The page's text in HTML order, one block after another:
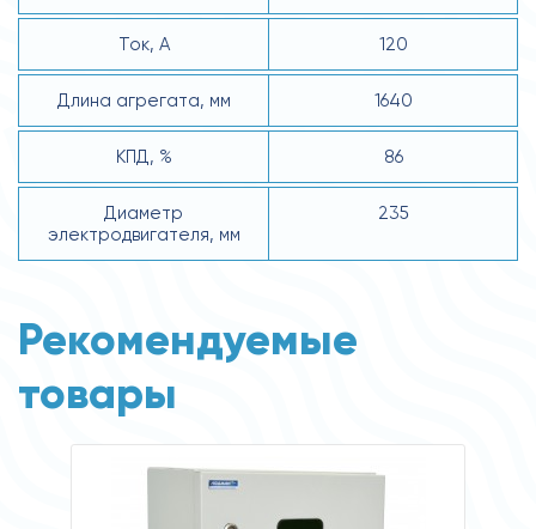
Ток, А 120
Длина агрегата, мм 1640
КПД, % 86
Диаметр
электродвигателя, мм
235
Рекомендуемые
товары